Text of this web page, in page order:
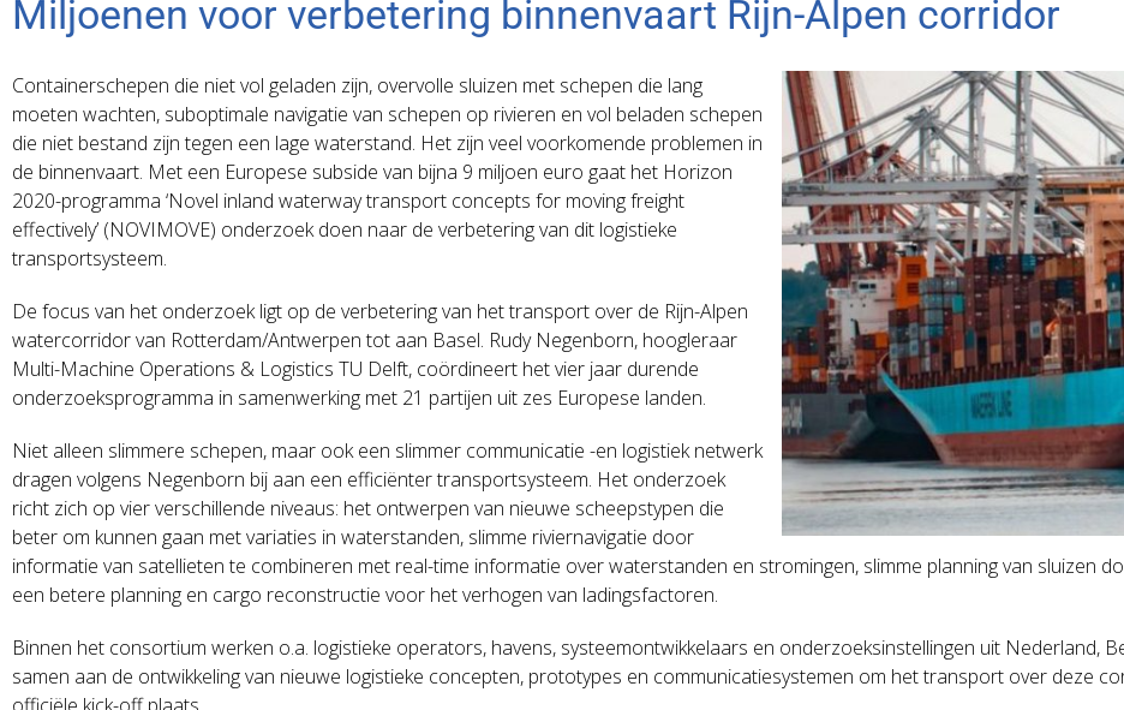
Miljoenen voor verbetering binnenvaart Rijn-Alpen corridor
Containerschepen die niet vol geladen zijn, overvolle sluizen met schepen die lang
moeten wachten, suboptimale navigatie van schepen op rivieren en vol beladen schepen
die niet bestand zijn tegen een lage waterstand. Het zijn veel voorkomende problemen in
de binnenvaart. Met een Europese subside van bijna 9 miljoen euro gaat het Horizon
2020-programma ‘Novel inland waterway transport concepts for moving freight
effectively’ (NOVIMOVE) onderzoek doen naar de verbetering van dit logistieke
transportsysteem.
De focus van het onderzoek ligt op de verbetering van het transport over de Rijn-Alpen
watercorridor van Rotterdam/Antwerpen tot aan Basel. Rudy Negenborn, hoogleraar
Multi-Machine Operations & Logistics TU Delft, coördineert het vier jaar durende
onderzoeksprogramma in samenwerking met 21 partijen uit zes Europese landen.
Niet alleen slimmere schepen, maar ook een slimmer communicatie -en logistiek netwerk
dragen volgens Negenborn bij aan een efficiënter transportsysteem. Het onderzoek
richt zich op vier verschillende niveaus: het ontwerpen van nieuwe scheepstypen die
beter om kunnen gaan met variaties in waterstanden, slimme riviernavigatie door
informatie van satellieten te combineren met real-time informatie over waterstanden en stromingen, slimme planning van sluizen
een betere planning en cargo reconstructie voor het verhogen van ladingsfactoren.
Binnen het consortium werken o.a. logistieke operators, havens, systeemontwikkelaars en onderzoeksinstellingen uit Nederland,
samen aan de ontwikkeling van nieuwe logistieke concepten, prototypes en communicatiesystemen om het transport over deze
officiële kick-off plaats.